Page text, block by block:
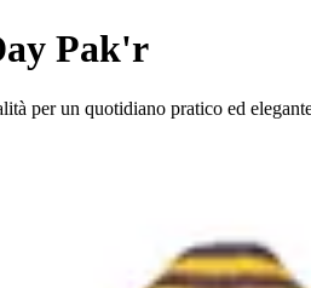
Pak'r
per un quotidiano pratico ed